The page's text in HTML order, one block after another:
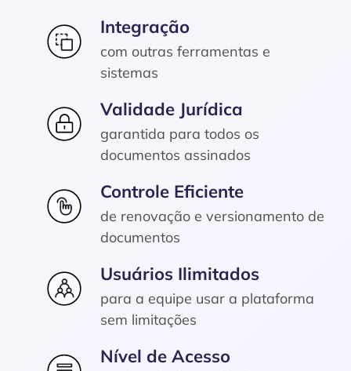
Integração
com outras ferramentas e
sistemas
Validade Jurídica
garantida para todos os
documentos assinados
Controle Eficiente
de renovação e versionamento de
documentos
Usuários Ilimitados
para a equipe usar a plataforma
sem limitações
Nível de Acesso